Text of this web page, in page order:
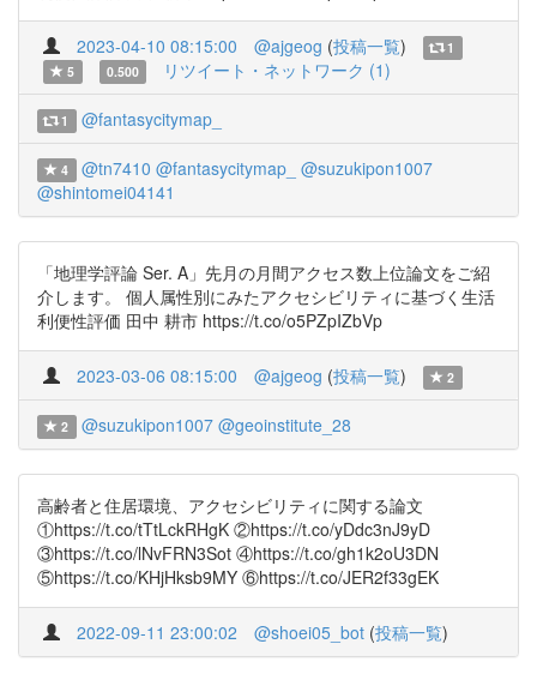
2023-04-10 08:15:00 @ajgeog (投稿一覧)
1
5
0.500 リツイート・ネットワーク (1)
1 @fantasycitymap_
4 @tn7410 @fantasycitymap_ @suzukipon1007
@shintomei04141
「地理学評論 Ser. A」先月の月間アクセス数上位論文をご紹
介します。 個人属性別にみたアクセシビリティに基づく生活
利便性評価 田中 耕市 https://t.co/o5PZpIZbVp
2023-03-06 08:15:00 @ajgeog (投稿一覧) 2
2 @suzukipon1007 @geoinstitute_28
高齢者と住居環境、アクセシビリティに関する論文
①https://t.co/tTtLckRHgK ②https://t.co/yDdc3nJ9yD
③https://t.co/lNvFRN3Sot ④https://t.co/gh1k2oU3DN
⑤https://t.co/KHjHksb9MY ⑥https://t.co/JER2f33gEK
2022-09-11 23:00:02 @shoei05_bot (投稿一覧)